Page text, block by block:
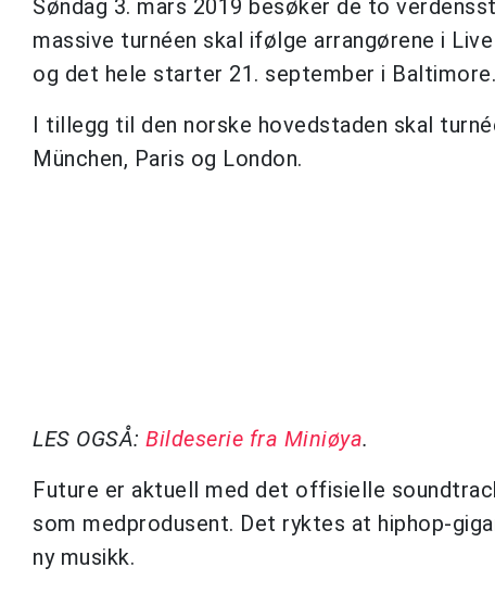
Søndag 3. mars 2019 besøker de to
massive turnéen skal ifølge arrangørene i
og det hele starter 21. september i Baltimore.
I tillegg til den norske hovedstaden skal
München, Paris og London.
LES OGSÅ: Bildeserie fra Miniøya.
Future er aktuell med det offisielle
som medprodusent. Det ryktes at hiphop-
ny musikk.